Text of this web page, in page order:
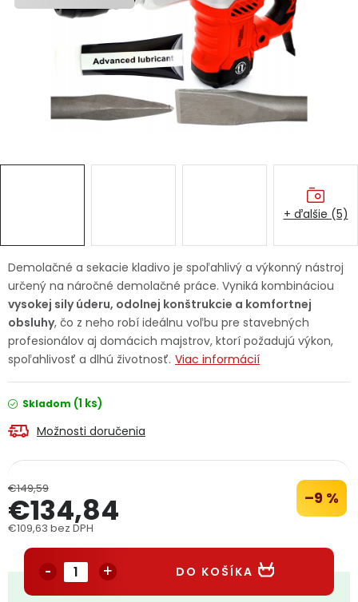
Ochranné pracovné pomôcky
Fotovoltaika
Servis náradia Hodnotenie obchodu
Doprava a platba Váš zákaznícky účet
Kontakty
Reklamačný formulár
Obchodné podmienky Reklamačný poriadok
Podmienky ochrany osobných údajov
Demolačné a sekacie kladivo je spoľahlivý a výkonný nástroj
určený na náročné demolačné práce. Vyniká kombináciou
vysokej sily úderu, odolnej konštrukcie a komfortnej
obsluhy, čo z neho robí ideálnu voľbu pre stavebných
profesionálov aj domácich majstrov, ktorí požadujú výkon,
spoľahlivosť a dlhú životnosť. Viac informácií
Skladom (1 ks)
Možnosti doručenia
€149,59 –9 %
€134,84
€109,63 bez DPH
DO KOŠÍKA
+ ďalšie (5)